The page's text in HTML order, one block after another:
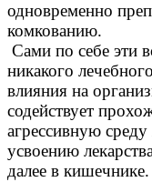
одновременно
комкованию.
Сами по себе эти
никакого
влияния на
содействует
агрессивную среду
усвоению
далее в кишечнике.